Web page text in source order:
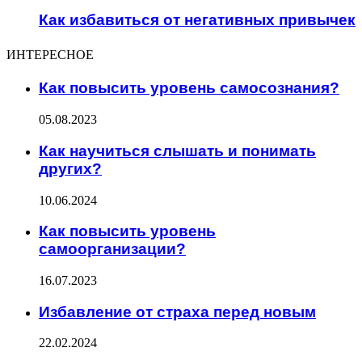
Как избавиться от негативных привычек
ИНТЕРЕСНОЕ
Как повысить уровень самосознания?
05.08.2023
Как научиться слышать и понимать
других?
10.06.2024
Как повысить уровень
самоорганизации?
16.07.2023
Избавление от страха перед новым
22.02.2024